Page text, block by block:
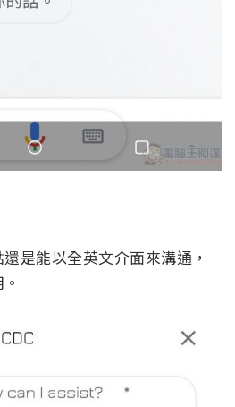
是能以全英文介面來溝通，